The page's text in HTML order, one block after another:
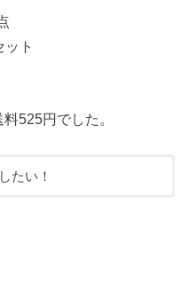
ト
525円でした。
たい！